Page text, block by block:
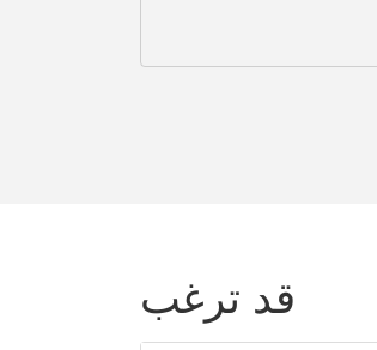
قد ترغب